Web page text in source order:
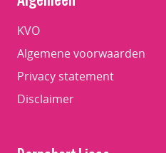
KVO
Algemene voorwaarden
Privacy statement
Disclaimer